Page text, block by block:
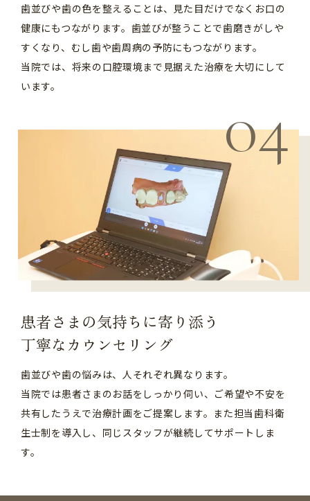
歯並びや歯の色を整えることは、見た目だけでなくお口の
健康にもつながります。歯並びが整うことで歯磨きがしや
すくなり、むし歯や歯周病の予防にもつながります。
当院では、将来の口腔環境まで見据えた治療を大切にして
います。
患者さまの気持ちに寄り添う
丁寧なカウンセリング
歯並びや歯の悩みは、人それぞれ異なります。
当院では患者さまのお話をしっかり伺い、ご希望や不安を
共有したうえで治療計画をご提案します。また担当歯科衛
生士制を導入し、同じスタッフが継続してサポートしま
す。